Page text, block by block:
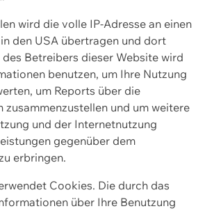
wird die volle IP-Adresse an einen
den USA übertragen und dort
Betreibers dieser Website wird
benutzen, um Ihre Nutzung
um Reports über die
und um weitere
und der Internetnutzung
gegenüber dem
erbringen.
Cookies. Die durch das
über Ihre Benutzung